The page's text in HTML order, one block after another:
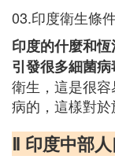
03.印度衛生條
印度的什麼和
引發很多細菌病
衛生，這是很
病的，這樣對於
Ⅱ 印度中部